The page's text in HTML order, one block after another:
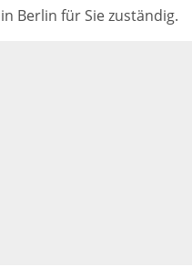
Berlin für Sie zuständig.